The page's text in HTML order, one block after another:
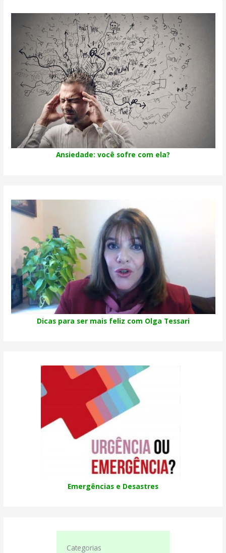
Ansiedade: você sofre com ela?
Dicas para ser mais feliz com Olga Tessari
Emergências e Desastres
Categorias